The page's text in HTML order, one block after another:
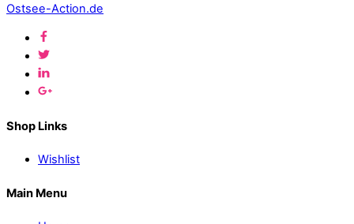
Ostsee-Action.de
Shop Links
Wishlist
Main Menu